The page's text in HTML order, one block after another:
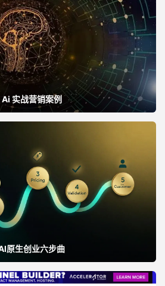
Ai 实战营销案例
原生创业六步曲